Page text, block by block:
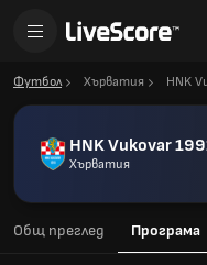
Футбол Хърватия HNK
HNK Vukovar
Хърватия
Общ преглед Програма